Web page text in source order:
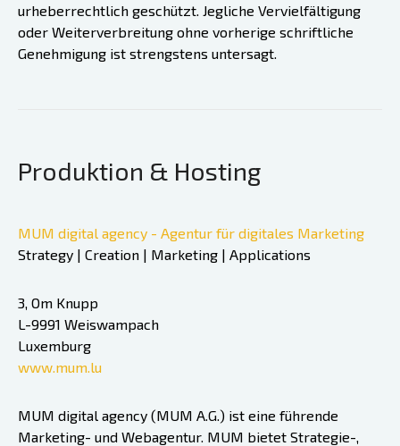
urheberrechtlich geschützt. Jegliche Vervielfältigung
oder Weiterverbreitung ohne vorherige schriftliche
Genehmigung ist strengstens untersagt.
Produktion & Hosting
MUM digital agency - Agentur für digitales Marketing
Strategy | Creation | Marketing | Applications
3, Om Knupp
L-9991 Weiswampach
Luxemburg
www.mum.lu
MUM digital agency (MUM A.G.) ist eine führende
Marketing- und Webagentur. MUM bietet Strategie-,